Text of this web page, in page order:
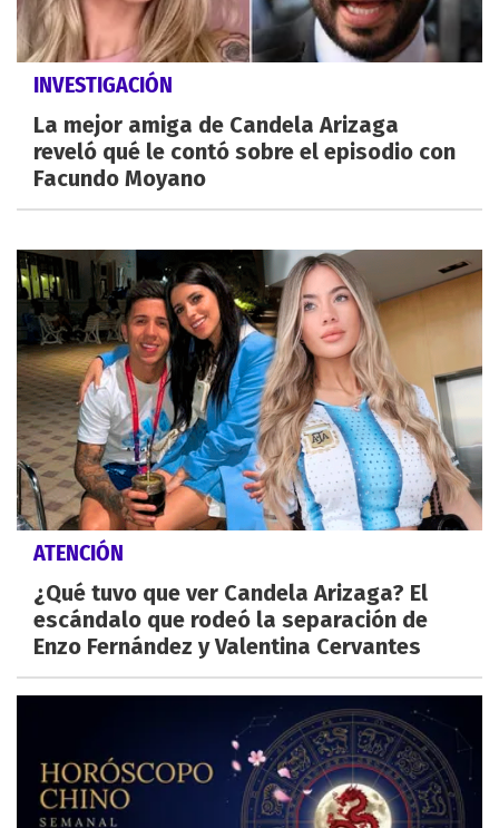
INVESTIGACIÓN
La mejor amiga de Candela Arizaga
reveló qué le contó sobre el episodio con
Facundo Moyano
ATENCIÓN
¿Qué tuvo que ver Candela Arizaga? El
escándalo que rodeó la separación de
Enzo Fernández y Valentina Cervantes